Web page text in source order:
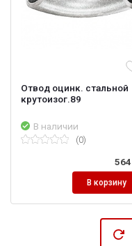
Отвод оцинк. стальной
крутоизог.89
В наличии
(0)
564
В корзину